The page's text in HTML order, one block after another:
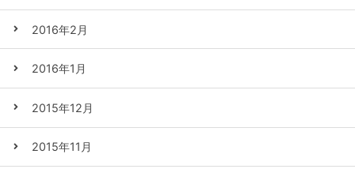
2016年2月
2016年1月
2015年12月
2015年11月